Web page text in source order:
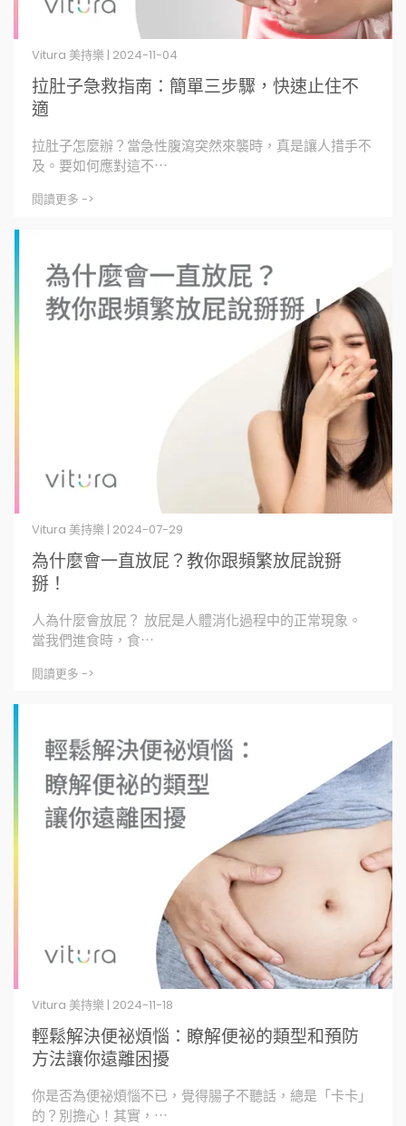
拉肚子急救指南：簡單三步驟，快速止住不
適
Vitura 美持樂 | 2024-11-04
拉肚子怎麼辦？當急性腹瀉突然來襲時，真是讓人措手不
及。要如何應對這不⋯
閱讀更多 ->
為什麼會一直放屁？教你跟頻繁放屁說掰
掰！
Vitura 美持樂 | 2024-07-29
人為什麼會放屁？ 放屁是人體消化過程中的正常現象。
當我們進食時，食⋯
閱讀更多 ->
輕鬆解決便祕煩惱：瞭解便祕的類型和預防
方法讓你遠離困擾
Vitura 美持樂 | 2024-11-18
你是否為便祕煩惱不已，覺得腸子不聽話，總是「卡卡」
的？別擔心！其實，⋯